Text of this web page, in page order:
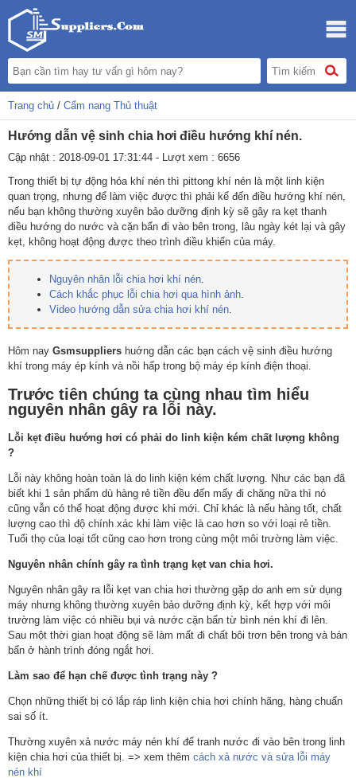
Trang chủ / Cẩm nang Thủ thuật
Hướng dẫn vệ sinh chia hơi điều hướng khí nén.
Cập nhật : 2018-09-01 17:31:44 - Lượt xem : 6656
Trong thiết bị tự động hóa khí nén thì pittong khí nén là một linh kiện
quan trọng, nhưng để làm việc được thì phải kể đến điều hướng khí nén,
nếu bạn không thường xuyên bảo dưỡng định kỳ sẽ gây ra kẹt thanh
điều hướng do nước và cặn bẩn đi vào bên trong, lâu ngày két lại và gây
kẹt, không hoạt động được theo trình điều khiển của máy.
Nguyên nhân lỗi chia hơi khí nén.
Cách khắc phục lỗi chia hơi qua hình ảnh.
Video hướng dẫn sửa chia hơi khí nén.
Hôm nay Gsmsuppliers huớng dẫn các bạn cách vệ sinh điều hướng
khí trong máy ép kính và nồi hấp trong bộ máy ép kính điện thoại.
Trước tiên chúng ta cùng nhau tìm hiểu
nguyên nhân gây ra lỗi này.
Lỗi kẹt điều hướng hơi có phải do linh kiện kém chất lượng không
?
Lỗi này không hoàn toàn là do linh kiện kém chất lượng. Như các bạn đã
biết khi 1 sản phẩm dù hàng rẻ tiền đều đến mấy đi chăng nữa thì nó
cũng vẫn có thể hoạt động được khi mới. Chỉ khác là nếu hàng tốt, chất
lượng cao thì độ chính xác khi làm việc là cao hơn so với loại rẻ tiền.
Tuổi thọ của loại tốt cũng cao hơn trong cùng một môi trường làm việc.
Nguyên nhân chính gây ra tình trạng kẹt van chia hơi.
Nguyên nhân gây ra lỗi kẹt van chia hơi thường gặp do anh em sử dụng
máy nhưng không thường xuyên bảo dưỡng định kỳ, kết hợp với môi
trường làm việc có nhiều bụi và nước cặn bẩn từ bình nén khí đi lên.
Sau một thời gian hoạt động sẽ làm mất đi chất bôi trơn bên trong và bán
bẩn ở hành trình đóng ngắt hơi.
Làm sao để hạn chế được tình trạng này ?
Chọn những thiết bị có lắp ráp linh kiện chia hơi chính hãng, hàng chuẩn
sai số ít.
Thường xuyên xả nước máy nén khí để tranh nước đi vào bên trong linh
kiện chia hơi của thiết bị. => xem thêm cách xả nước và sửa lỗi máy
nén khí